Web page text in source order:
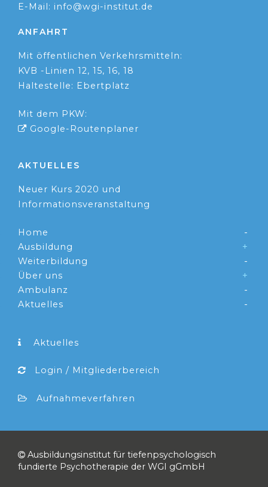
E-Mail: info@wgi-institut.de
ANFAHRT
Mit öffentlichen Verkehrsmitteln:
KVB -Linien 12, 15, 16, 18
Haltestelle: Ebertplatz
Mit dem PKW:
Google-Routenplaner
AKTUELLES
Neuer Kurs 2020 und
Informationsveranstaltung
Home
Ausbildung
Weiterbildung
Über uns
Ambulanz
Aktuelles
Aktuelles
Login / Mitgliederbereich
Aufnahmeverfahren
Ausbildungsinstitut für tiefenpsychologisch
fundierte Psychotherapie der WGI gGmbH